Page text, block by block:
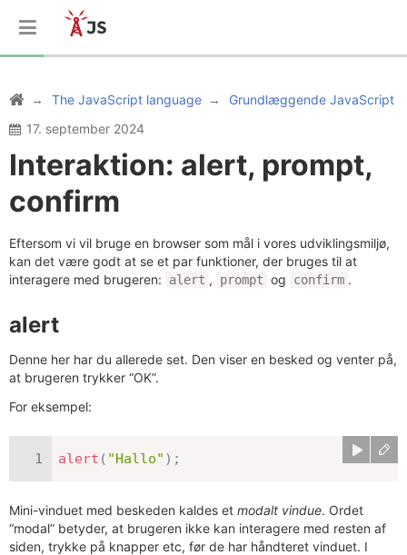
The JavaScript language
Grundlæggende JavaScript
17. september 2024
Interaktion: alert, prompt,
confirm
Eftersom vi vil bruge en browser som mål i vores udviklingsmiljø,
kan det være godt at se et par funktioner, der bruges til at
interagere med brugeren:
alert , prompt og confirm .
alert
Denne her har du allerede set. Den viser en besked og venter på,
at brugeren trykker “OK”.
For eksempel:
alert ( "Hallo" ) ;
Mini-vinduet med beskeden kaldes et modalt vindue. Ordet
“modal” betyder, at brugeren ikke kan interagere med resten af
siden, trykke på knapper etc, før de har håndteret vinduet. I